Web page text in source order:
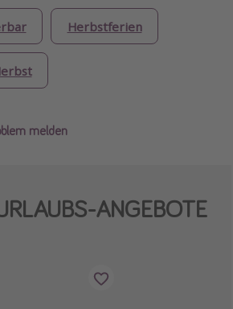
Herbstferien
melden
ANGEBOTE